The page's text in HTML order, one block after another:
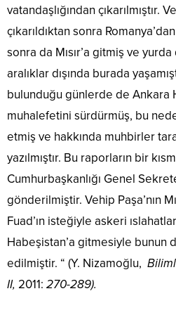
vatandaşlığından çıkarılmıştır.
çıkarıldıktan sonra
sonra da Mısır’a gitmiş ve
aralıklar dışında burada
bulunduğu günlerde de Ankara
muhalefetini sürdürmüş, bu
etmiş ve hakkında muhbirler
yazılmıştır. Bu raporların bir
Cumhurbaşkanlığı Genel
gönderilmiştir. Vehip Paşa’nın
Fuad’ın isteğiyle askeri
Habeşistan’a gitmesiyle bunun
edilmiştir. “ (Y. Nizamoğlu,
II, 2011: 270-289).